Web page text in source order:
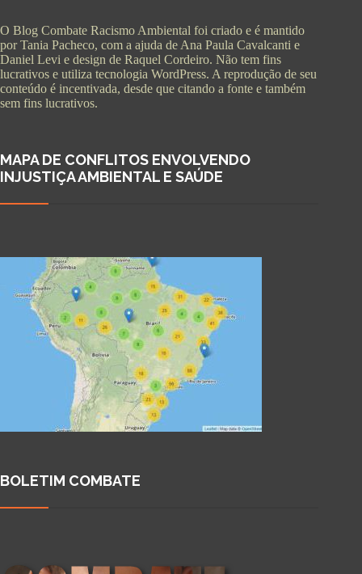
O Blog Combate Racismo Ambiental foi criado e é mantido
por Tania Pacheco, com a ajuda de Ana Paula Cavalcanti e
Daniel Levi e design de Raquel Cordeiro. Não tem fins
lucrativos e utiliza tecnologia WordPress. A reprodução de seu
conteúdo é incentivada, desde que citando a fonte e também
sem fins lucrativos.
MAPA DE CONFLITOS ENVOLVENDO
INJUSTIÇA AMBIENTAL E SAÚDE
BOLETIM COMBATE